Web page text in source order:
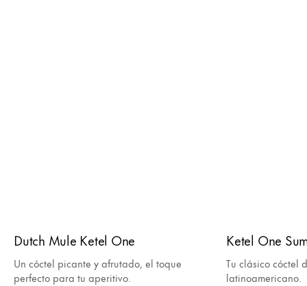
Dutch Mule Ketel One
Un cóctel picante y afrutado, el toque
perfecto para tu aperitivo.
Ketel One
Tu clásico cóctel
latinoamericano.